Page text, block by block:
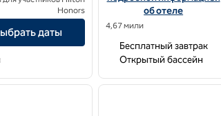
Honors
даты
об отеле
4,67 мили
Бесплатный завтрак
Открытый бассейн
следующее изображение
1 из 12